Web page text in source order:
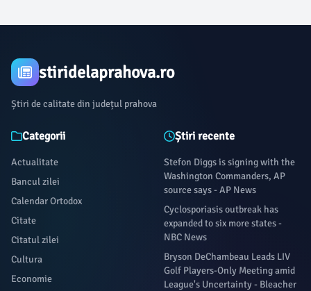
stiridelaprahova.ro
Știri de calitate din județul prahova
Categorii
Actualitate
Bancul zilei
Calendar Ortodox
Citate
Citatul zilei
Cultura
Economie
Știri recente
Stefon Diggs is signing with the
Washington Commanders, AP
source says - AP News
Cyclosporiasis outbreak has
expanded to six more states -
NBC News
Bryson DeChambeau Leads LIV
Golf Players-Only Meeting amid
League's Uncertainty - Bleacher